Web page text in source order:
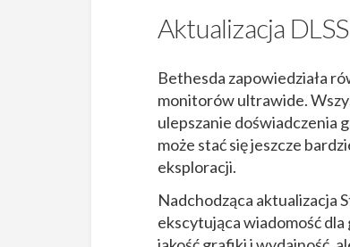
Aktualizacja
Bethesda zapowiedziała
monitorów ultrawide.
ulepszanie doświadczenia
może stać się jeszcze
eksploracji.
Nadchodząca aktualizacja
ekscytująca wiadomość